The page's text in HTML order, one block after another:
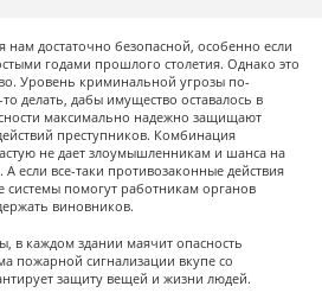
нам достаточно безопасной, особенно если
годами прошлого столетия. Однако это
Уровень криминальной угрозы по-
делать, дабы имущество оставалось в
максимально надежно защищают
преступников. Комбинация
не дает злоумышленникам и шанса на
если все-таки противозаконные действия
помогут работникам органов
виновников.
в каждом здании маячит опасность
пожарной сигнализации вкупе со
защиту вещей и жизни людей.